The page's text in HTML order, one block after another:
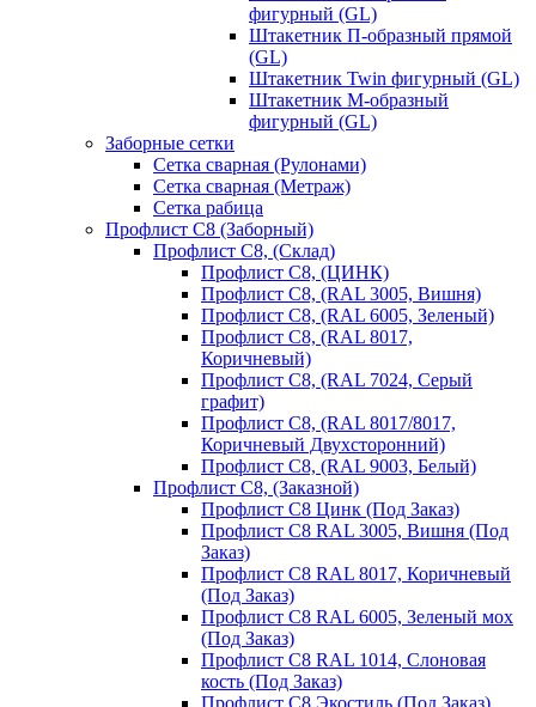
фигурный (GL)
Штакетник П-образный прямой
(GL)
Штакетник Twin фигурный (GL)
Штакетник М-образный
фигурный (GL)
Заборные сетки
Сетка сварная (Рулонами)
Сетка сварная (Метраж)
Сетка рабица
Профлист С8 (Заборный)
Профлист С8, (Склад)
Профлист С8, (ЦИНК)
Профлист С8, (RAL 3005, Вишня)
Профлист С8, (RAL 6005, Зеленый)
Профлист С8, (RAL 8017,
Коричневый)
Профлист С8, (RAL 7024, Серый
графит)
Профлист С8, (RAL 8017/8017,
Коричневый Двухсторонний)
Профлист С8, (RAL 9003, Белый)
Профлист С8, (Заказной)
Профлист С8 Цинк (Под Заказ)
Профлист С8 RAL 3005, Вишня (Под
Заказ)
Профлист С8 RAL 8017, Коричневый
(Под Заказ)
Профлист С8 RAL 6005, Зеленый мох
(Под Заказ)
Профлист С8 RAL 1014, Слоновая
кость (Под Заказ)
Профлист С8 Экостиль (Под Заказ)